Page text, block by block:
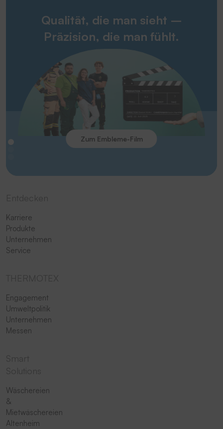
Qualität, die man sieht –
Präzision, die man fühlt.
Zum Embleme-Film
Karriere
Produkte
Unternehmen
Service
Engagement
Umweltpolitik
Unternehmen
Messen
Wäschereien
&
Mietwäschereien
Altenheim